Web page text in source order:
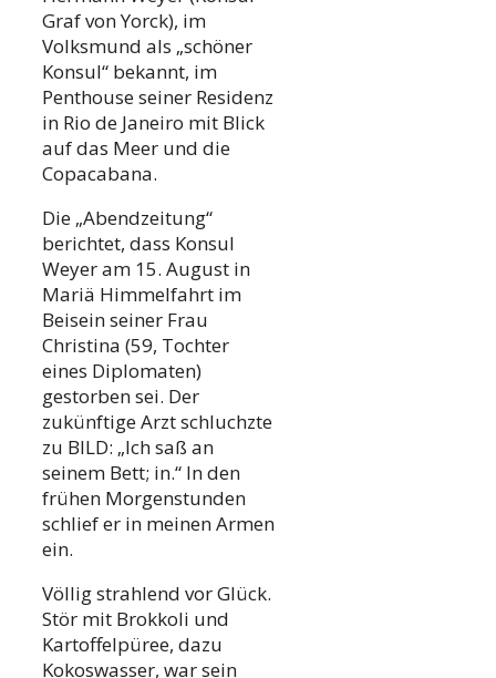
Graf von Yorck), im
Volksmund als „schöner
Konsul“ bekannt, im
Penthouse seiner Residenz
in Rio de Janeiro mit Blick
auf das Meer und die
Copacabana.
Die „Abendzeitung“
berichtet, dass Konsul
Weyer am 15. August in
Mariä Himmelfahrt im
Beisein seiner Frau
Christina (59, Tochter
eines Diplomaten)
gestorben sei. Der
zukünftige Arzt schluchzte
zu BILD: „Ich saß an
seinem Bett; in.“ In den
frühen Morgenstunden
schlief er in meinen Armen
ein.
Völlig strahlend vor Glück.
Stör mit Brokkoli und
Kartoffelpüree, dazu
Kokoswasser, war sein